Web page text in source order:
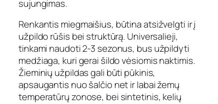
sujungimas.
Renkantis miegmaišius, būtina atsižvelgti ir į
užpildo rūšis bei struktūrą. Universalieji,
tinkami naudoti 2-3 sezonus, bus užpildyti
medžiaga, kuri gerai šildo vėsiomis naktimis.
Žieminių užpildas gali būti pūkinis,
apsaugantis nuo šalčio net ir labai žemų
temperatūrų zonose, bei sintetinis, kelių